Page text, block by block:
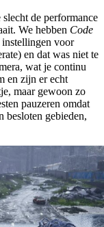
de performance
We hebben Code
voor
en dat was niet te
wat je continu
en zijn er echt
maar gewoon zo
pauzeren omdat
gebieden,